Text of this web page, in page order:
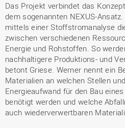
Das Projekt verbindet das
dem sogenannten NEXUS-
mittels einer Stoffstromanalyse
zwischen verschiedenen
Energie und Rohstoffen. So
nachhaltigere Produktions- und
betont Griese. Werner nennt ein
Materialien an welchen Stellen
Energieaufwand für den Bau
benötigt werden und welche
auch wiederverwertbaren